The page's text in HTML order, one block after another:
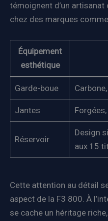
témoignent d’un artisanat
chez des marques comme
Équipement
esthétique
Garde-boue
Jantes
Réservoir
Design
aux 15
Cette attention au détail
aspect de la F3 800. À
se cache un héritage